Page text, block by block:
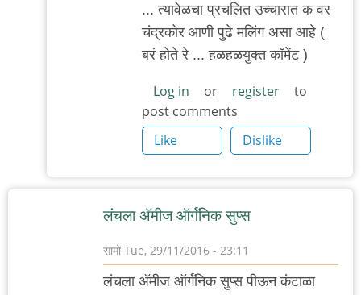
अगदी
अगदी.
एका
पात्राचं
by
आदूबाळ
... त्यावेळचा प्रचलित उच्चारात क वर
चंद्रकोर आणी पुढे मलिंग असा आहे (
बरं होते रे ... हळहळयुक्त कॉमेंट )
Log in or register
to
post comments
Like
Dislike
लंचला अ‍ॅमीज ऑर्गॅनिक सुप्स
सामो Tue, 29/11/2016 - 23:11
लंचला अ‍ॅमीज ऑर्गॅनिक सुप्स पीऊन कंटाळा